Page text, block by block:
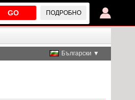
GO ПОДРОБНО
Български ▼